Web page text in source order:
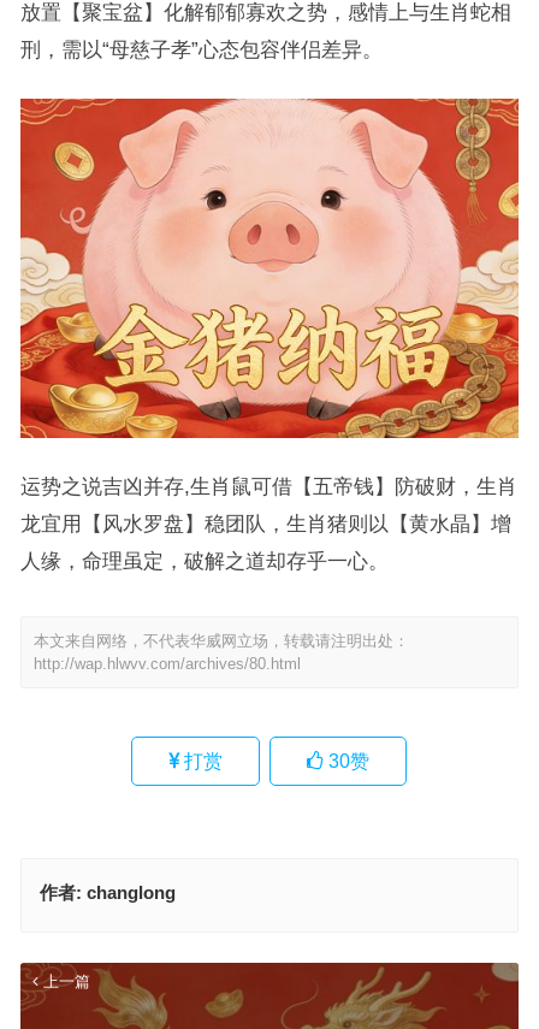
放置【聚宝盆】化解郁郁寡欢之势，感情上与生肖蛇相
刑，需以“母慈子孝”心态包容伴侣差异。
运势之说吉凶并存,生肖鼠可借【五帝钱】防破财，生肖
龙宜用【风水罗盘】稳团队，生肖猪则以【黄水晶】增
人缘，命理虽定，破解之道却存乎一心。
本文来自网络，不代表华威网立场，转载请注明出处：
http://wap.hlwvv.com/archives/80.html
打赏 30赞
作者: changlong
上一篇